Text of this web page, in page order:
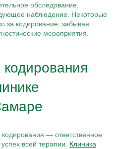
обследование,
наблюдение. Некоторые
за кодирование, забывая
мероприятия.
— ответственное
всей терапии. Клиника